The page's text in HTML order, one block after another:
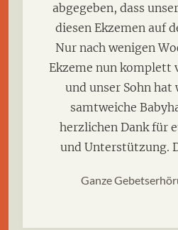
abgegeben, dass
diesen Ekzemen auf
Nur nach wenigen
Ekzeme nun komplett
und unser Sohn hat
samtweiche
herzlichen Dank für
und Unterstützung.
Ganze